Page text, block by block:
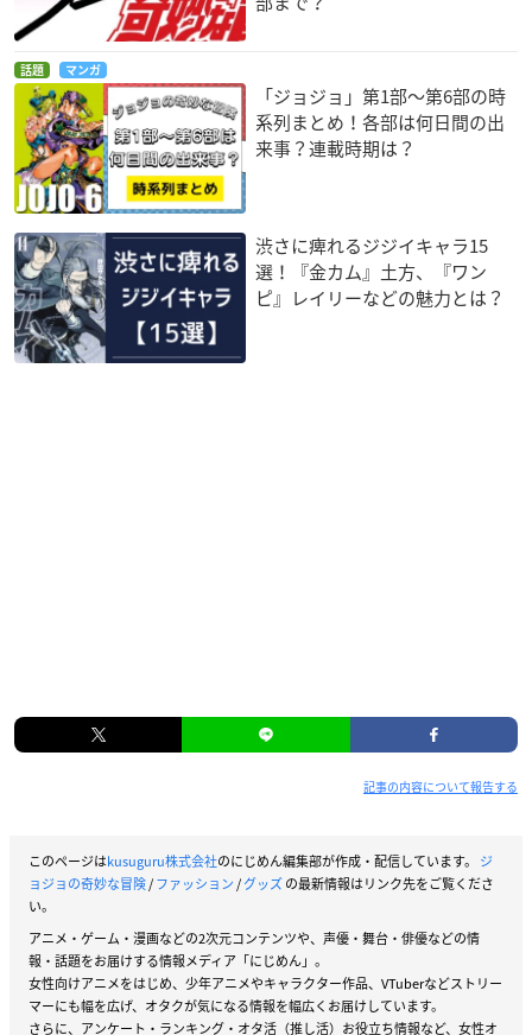
話題 マンガ
「ジョジョ」第1部〜第6部の時
系列まとめ！各部は何日間の出
来事？連載時期は？
渋さに痺れるジジイキャラ15
選！『金カム』土方、『ワン
ピ』レイリーなどの魅力とは？
記事の内容について報告する
このページはkusuguru株式会社のにじめん編集部が作成・配信しています。 ジ
ョジョの奇妙な冒険/ファッション/グッズの最新情報はリンク先をご覧くださ
い。
アニメ・ゲーム・漫画などの2次元コンテンツや、声優・舞台・俳優などの情
報・話題をお届けする情報メディア「にじめん」。
女性向けアニメをはじめ、少年アニメやキャラクター作品、VTuberなどストリー
マーにも幅を広げ、オタクが気になる情報を幅広くお届けしています。
さらに、アンケート・ランキング・オタ活（推し活）お役立ち情報など、女性オ